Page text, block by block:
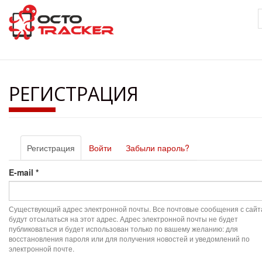
Перейти
основному
содержанию
РЕГИСТРАЦИЯ
Главные
вкладки
Регистрация (активная
вкладка)
Войти Забыли пароль?
E-mail *
Существующий адрес электронной почты. Все почтовые сообщения с
будут отсылаться на этот адрес. Адрес электронной почты не будет
публиковаться и будет использован только по вашему желанию: для
восстановления пароля или для получения новостей и уведомлений по
электронной почте.